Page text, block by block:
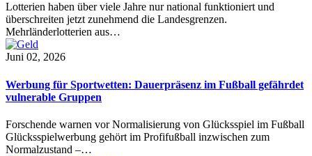
Lotterien haben über viele Jahre nur national funktioniert und
überschreiten jetzt zunehmend die Landesgrenzen.
Mehrländerlotterien aus…
Juni 02, 2026
Werbung für Sportwetten: Dauerpräsenz im Fußball gefährdet
vulnerable Gruppen
Forschende warnen vor Normalisierung von Glücksspiel im Fußball
Glücksspielwerbung gehört im Profifußball inzwischen zum
Normalzustand –…